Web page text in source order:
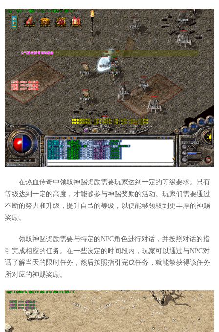
在热血传奇中领取神赐奖励需要玩家达到一定的等级要求。只有
等级达到一定的高度，才能够参与神赐奖励的活动。玩家们需要通过
不断的努力和升级，提升自己的等级，以便能够领取到更丰厚的神赐
奖励。
领取神赐奖励需要与特定的NPC角色进行对话，并按照对话的指
引完成相应的任务。在一些设定的时间段内，玩家可以通过与NPC对
话了解当天的限时任务，然后按照指引完成任务，就能够获得该任务
所对应的神赐奖励。